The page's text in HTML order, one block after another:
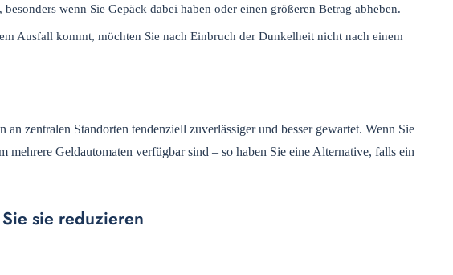
, besonders wenn Sie Gepäck dabei haben oder einen größeren Betrag abheben.
Ausfall kommt, möchten Sie nach Einbruch der Dunkelheit nicht nach einem
zentralen Standorten tendenziell zuverlässiger und besser gewartet. Wenn Sie
mehrere Geldautomaten verfügbar sind – so haben Sie eine Alternative, falls ein
sie reduzieren